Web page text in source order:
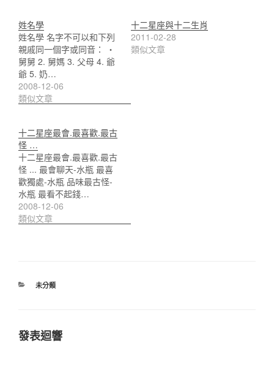
姓名學
姓名學 名字不可以和下列
親戚同一個字或同音： ‧
舅舅 2. 舅媽 3. 父母 4. 爺
爺 5. 奶…
2008-12-06
類似文章
十二星座與十二生肖
2011-02-28
類似文章
十二星座最會.最喜歡.最古
怪 …
十二星座最會.最喜歡.最古
怪 ... 最會聊天-水瓶 最喜
歡獨處-水瓶 品味最古怪-
水瓶 最看不起錢…
2008-12-06
類似文章
分
未分類
發表迴響